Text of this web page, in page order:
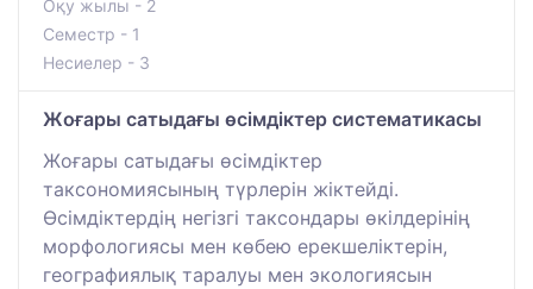
Оқу жылы - 2
Семестр - 1
Несиелер - 3
Жоғары сатыдағы өсімдіктер систематикасы
Жоғары сатыдағы өсімдіктер
таксономиясының түрлерін жіктейді.
Өсімдіктердің негізгі таксондары өкілдерінің
морфологиясы мен көбею ерекшеліктерін,
географиялық таралуы мен экологиясын